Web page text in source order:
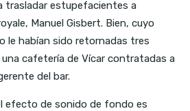
trasladar estupefacientes a
Manuel Gisbert. Bien, cuyo
le habían sido retornadas tres
cafetería de Vícar contratadas a
del bar.
efecto de sonido de fondo es